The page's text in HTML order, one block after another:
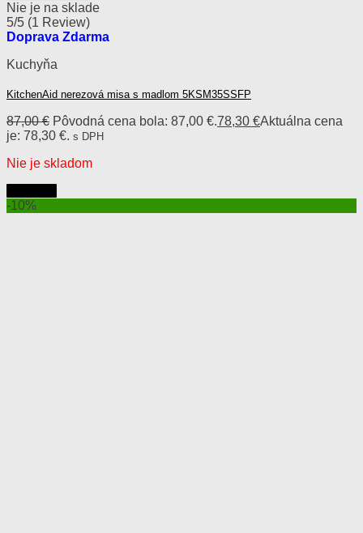
Nie je na sklade
5/5 (1 Review)
Doprava Zdarma
Kuchyňa
KitchenAid nerezová misa s madlom 5KSM35SSFP
87,00€ Pôvodná cena bola: 87,00 €.78,30 €Aktuálna cena
je: 78,30 €. s DPH
Nie je skladom
-10%